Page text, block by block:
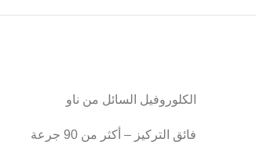
الكلوروفيل السائل من ناو
فائق التركيز – أكثر من 90 جرعة